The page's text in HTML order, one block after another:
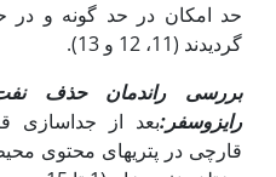
حد امکان در حد گونه و
گردیدند (11، 12 و 13).
بررسی راندمان حذف
رایزوسفر:بعد از جداسازی